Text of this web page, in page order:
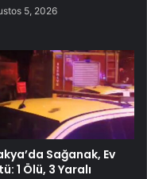
5, 2026
Sağanak, Ev
1 Ölü, 3 Yaralı